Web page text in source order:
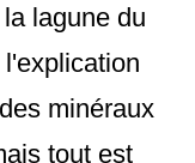
lagune du
minéraux
tout est